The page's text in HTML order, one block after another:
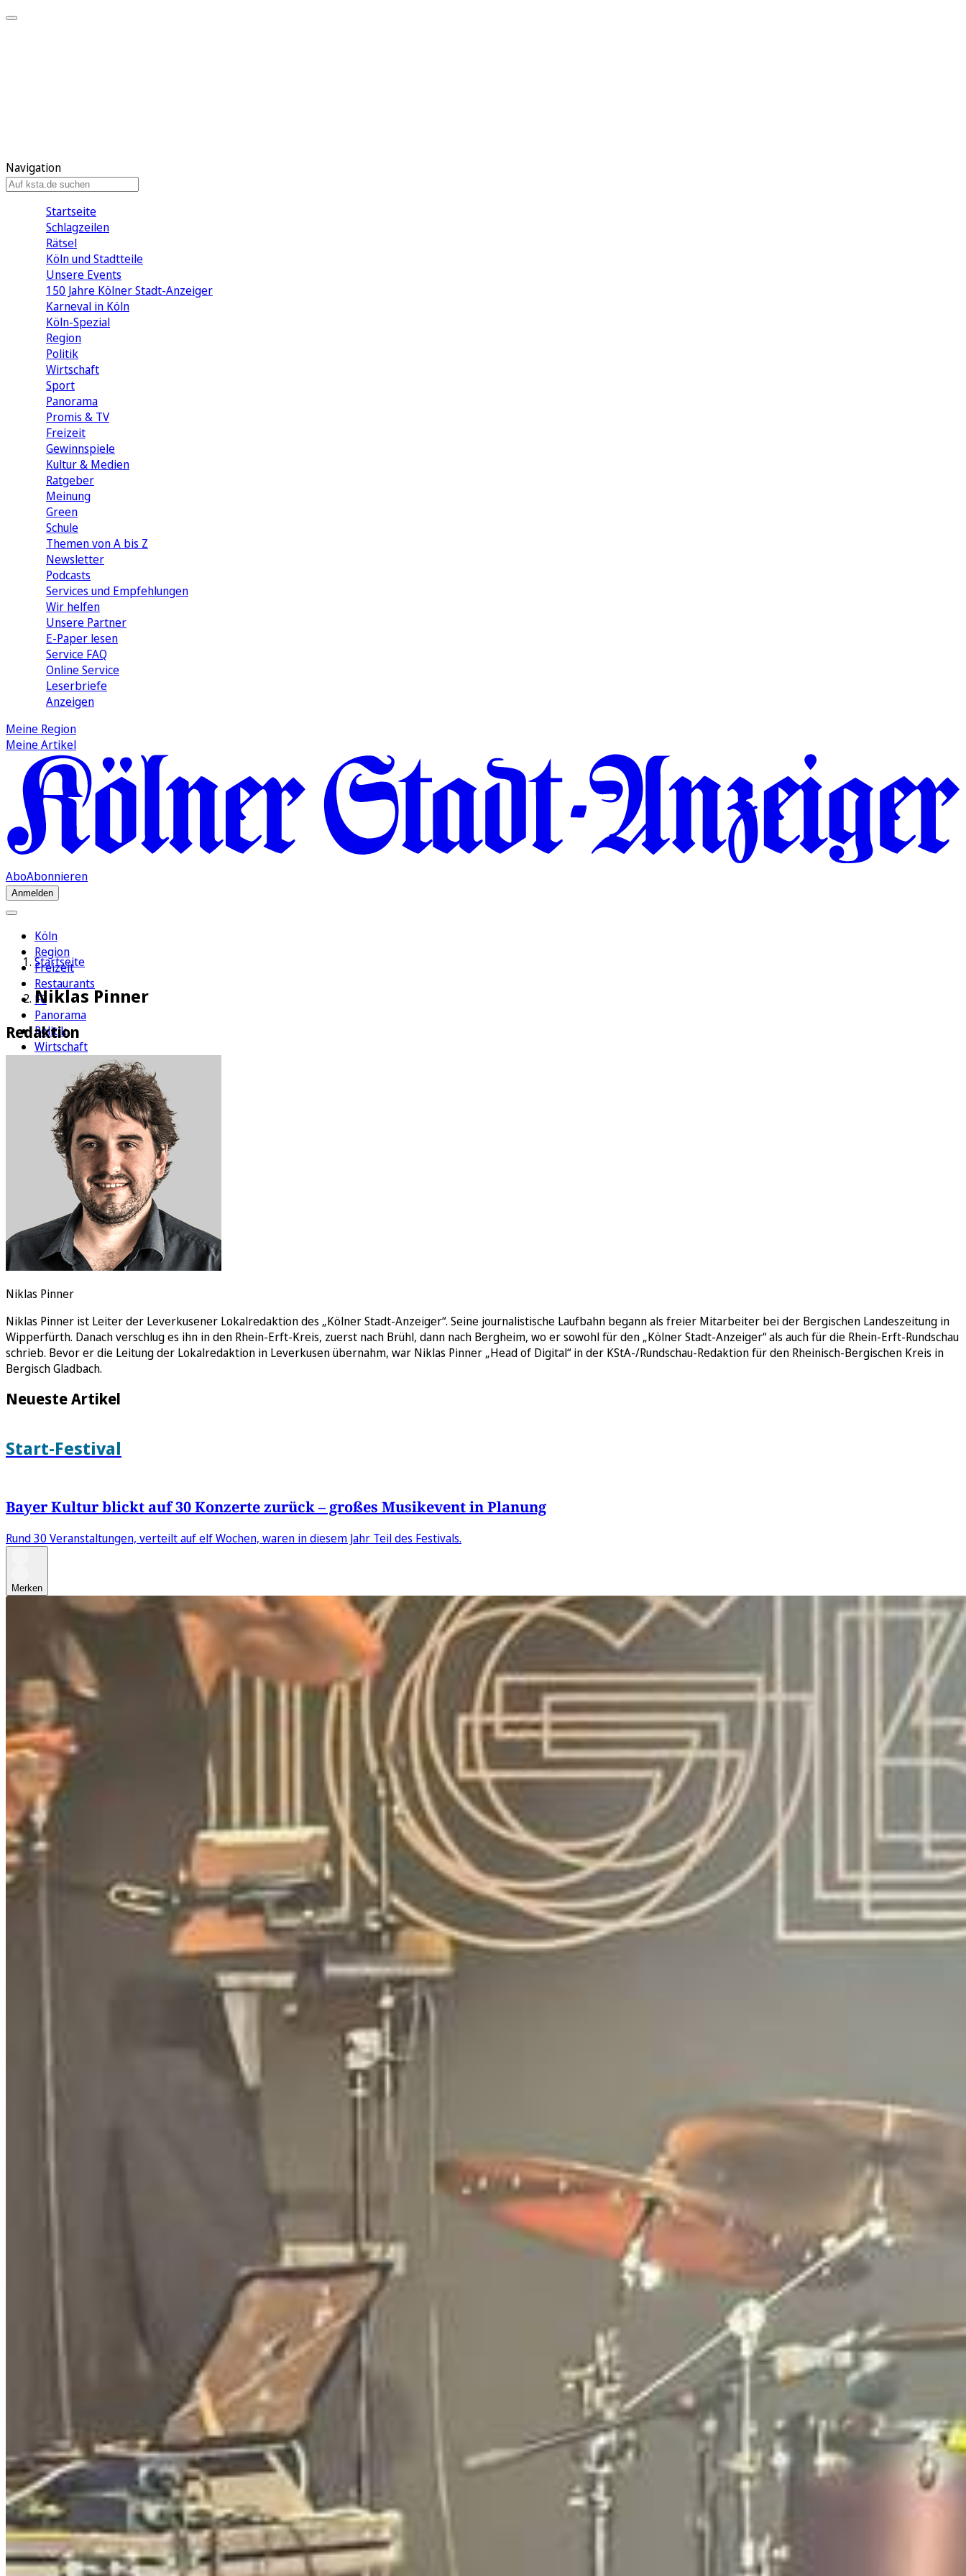
Navigation
Startseite
Schlagzeilen
Rätsel
Köln und Stadtteile
Unsere Events
150 Jahre Kölner Stadt-Anzeiger
Karneval in Köln
Köln-Spezial
Region
Politik
Wirtschaft
Sport
Panorama
Promis & TV
Freizeit
Gewinnspiele
Kultur & Medien
Ratgeber
Meinung
Green
Schule
Themen von A bis Z
Newsletter
Podcasts
Services und Empfehlungen
Wir helfen
Unsere Partner
E-Paper lesen
Service FAQ
Online Service
Leserbriefe
Anzeigen
Meine Region
Meine Artikel
AboAbonnieren
Anmelden
Köln
Region
Freizeit
Restaurants
FC
Panorama
Politik
Wirtschaft
Newsletter
E-Paper
Startseite
Niklas Pinner
Redaktion
Niklas Pinner
Niklas Pinner ist Leiter der Leverkusener Lokalredaktion des „Kölner Stadt-Anzeiger“. Seine journalistische Laufbahn begann als freier Mitarbeiter bei der Bergischen Landeszeitung in
Wipperfürth. Danach verschlug es ihn in den Rhein-Erft-Kreis, zuerst nach Brühl, dann nach Bergheim, wo er sowohl für den „Kölner Stadt-Anzeiger“ als auch für die Rhein-Erft-Rundschau
schrieb. Bevor er die Leitung der Lokalredaktion in Leverkusen übernahm, war Niklas Pinner „Head of Digital“ in der KStA-/Rundschau-Redaktion für den Rheinisch-Bergischen Kreis in
Bergisch Gladbach.
Neueste Artikel
Start-Festival
Bayer Kultur blickt auf 30 Konzerte zurück – großes Musikevent in Planung
Rund 30 Veranstaltungen, verteilt auf elf Wochen, waren in diesem Jahr Teil des Festivals.
Merken